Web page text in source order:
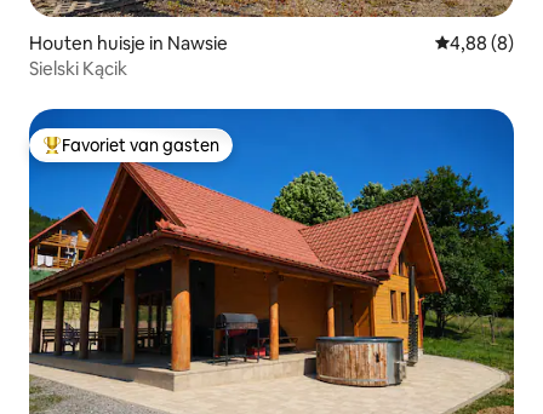
Houten huisje in Nawsie Gemiddelde
4,88 (8)
Sielski Kącik
Topfavoriet van gasten
Favoriet van gasten